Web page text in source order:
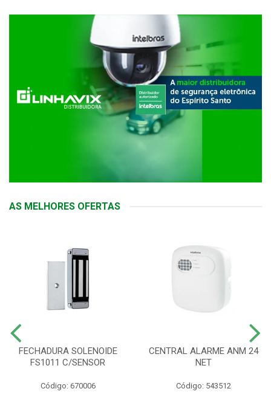
AS MELHORES OFERTAS
FECHADURA SOLENOIDE
FS1011 C/SENSOR
Código: 670006
CENTRAL ALARME ANM 24
NET
Código: 543512